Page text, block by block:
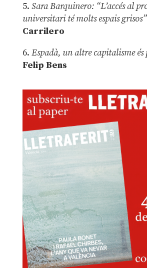
5. Sara Barquinero: “L’accés al
universitari té molts espais grisos”
Carrilero
6. Espadà, un altre capitalisme és
Felip Bens